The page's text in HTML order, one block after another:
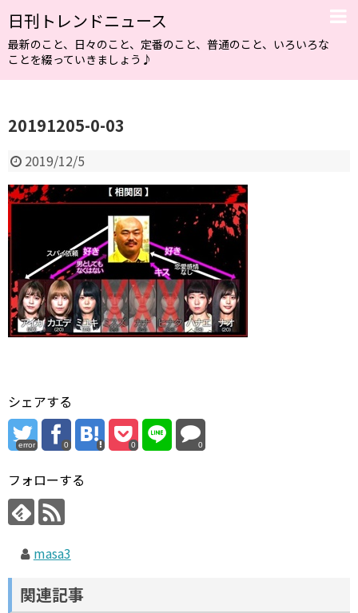
日刊トレンドニュース
最新のこと、日々のこと、定番のこと、普通のこと、いろいろな
ことを綴っていきましょう♪
20191205-0-03
2019/12/5
シェアする
error 0 0 0
フォローする
masa3
関連記事